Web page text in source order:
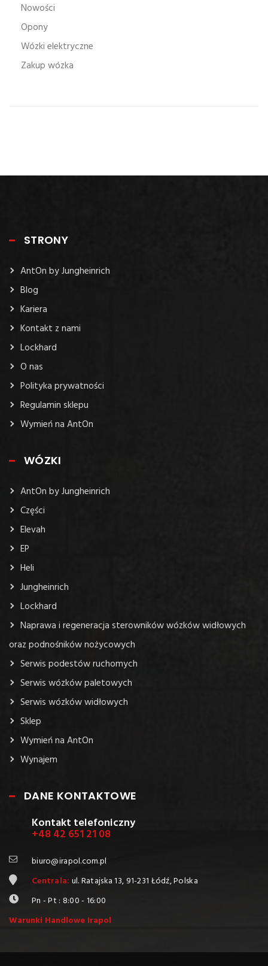
Nowości
Opony
Wózki elektryczne
Zakup wózka
STRONY
AntOn by Jungheinrich
Blog
Kariera
Kontakt z nami
Lockhard
O nas
Polityka prywatności
Regulamin sklepu
Wymień na AntOn
WÓZKI
AntOn by Jungheinrich
Części
Elevah
EP
Heli
Jungheinrich
Lockhard
Naprawa i regeneracja sterowników wózków widłowych
oraz podnośników nożycowych
Serwis podestów ruchomych
Serwis wózków paletowych
Serwis wózków widłowych
Sklep
Wymień na AntOn
Wynajem
DANE KONTAKTOWE
Kontakt telefoniczny
+48 42 651 21 08
biuro@irapol.com.pl
Centrala: ul. Ratajska 13, 91-231 Łódź, Polska
Pn - Pt : 8:00 - 16:00
Warunki Handlowe Irapol